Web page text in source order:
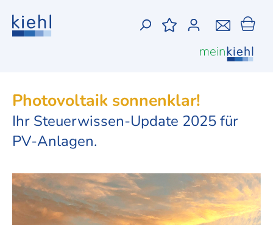
Photovoltaik sonnenklar!
Ihr Steuerwissen-Update 2025 für
PV-Anlagen.